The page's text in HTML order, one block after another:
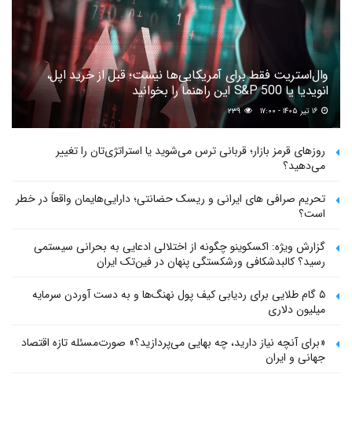
وال‌استریت فقط برای آمریکایی‌ها نیست؛ قبل از خرید اپل،
انویدیا یا S&P 500 این راهنما را بخوانید
۲۳۹
روزهای قرمز بازار؛ قربانی ترس می‌شوید یا استراتژی‌تان را تغییر
می‌دهید؟
تحریم صرافی های ایرانی و ریسک حضانتی؛ دارایی‌هایمان واقعاً در خطر
است؟
گزارش ویژه: اکسکوینو چگونه از اختلالی ادعایی به بحرانی سیستمی
رسید؟ کالبدشکافی ورشکستگی پنهان در فین‌تک ایران
۵ گام طلایی برای ردیابی کیف پول‌ نهنگ‌ها و به دست آوردن سرمایه
میلیون دلاری
«برای آنچه نیاز دارید، چه بهایی می‌پردازید؟» صورت‌مسئله تازه اقتصاد
جهانی و ایران